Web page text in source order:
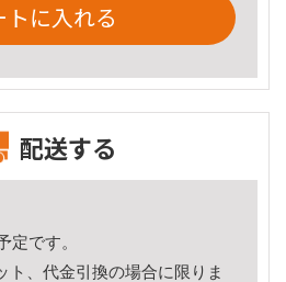
トに入れる
配送する
定です。
ト、代金引換の場合に限りま